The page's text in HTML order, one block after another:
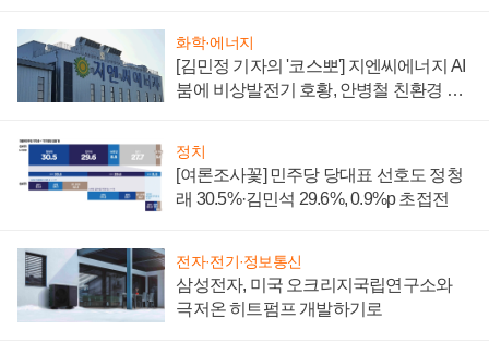
화학·에너지
[김민정 기자의 '코스뽀'] 지엔씨에너지 AI
붐에 비상발전기 호황, 안병철 친환경 에
정치
[여론조사꽃] 민주당 당대표 선호도 정청
래 30.5%·김민석 29.6%, 0.9%p 초접전
전자·전기·정보통신
삼성전자, 미국 오크리지국립연구소와
극저온 히트펌프 개발하기로